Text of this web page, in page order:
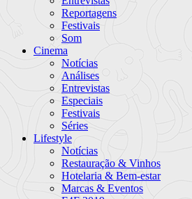
Reportagens
Festivais
Som
Cinema
Notícias
Análises
Entrevistas
Especiais
Festivais
Séries
Lifestyle
Notícias
Restauração & Vinhos
Hotelaria & Bem-estar
Marcas & Eventos